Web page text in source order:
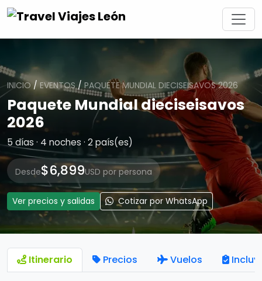
INICIO/EVENTOS/ PAQUETE MUNDIAL DIECISEISAVOS 2026
Paquete Mundial dieciseisavos
2026
5 días · 4 noches · 2 país(es)
Desde$6,899USD por persona
Ver precios y salidas Cotizar por WhatsApp
Itinerario Precios Vuelos